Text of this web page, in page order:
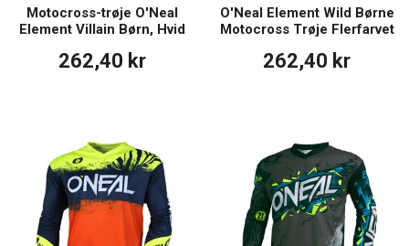
Motocross-trøje O'Neal
Element Villain Børn, Hvid
262,40 kr
O'Neal Element Wild Børne
Motocross Trøje Flerfarvet
262,40 kr